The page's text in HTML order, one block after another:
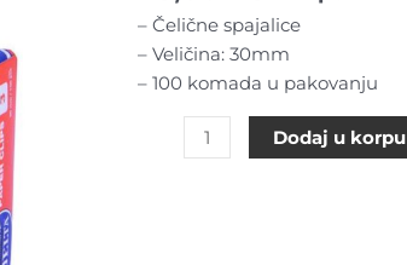
– Čelične spajalice
– Veličina: 30mm
– 100 komada u pakovanju
30MM
količina
Dodaj u korpu